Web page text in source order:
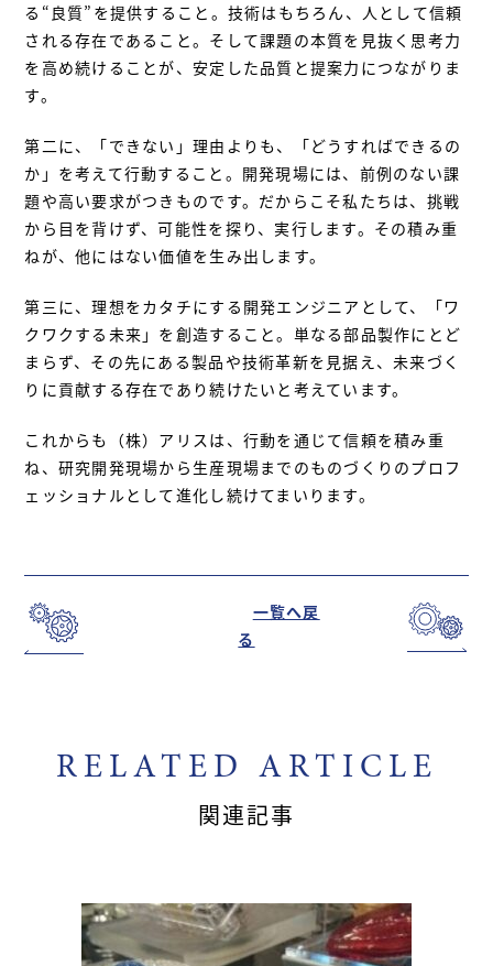
る“良質”を提供すること。技術はもちろん、人として信頼
される存在であること。そして課題の本質を見抜く思考力
を高め続けることが、安定した品質と提案力につながりま
す。
第二に、「できない」理由よりも、「どうすればできるの
か」を考えて行動すること。開発現場には、前例のない課
題や高い要求がつきものです。だからこそ私たちは、挑戦
から目を背けず、可能性を探り、実行します。その積み重
ねが、他にはない価値を生み出します。
第三に、理想をカタチにする開発エンジニアとして、「ワ
クワクする未来」を創造すること。単なる部品製作にとど
まらず、その先にある製品や技術革新を見据え、未来づく
りに貢献する存在であり続けたいと考えています。
これからも（株）アリスは、行動を通じて信頼を積み重
ね、研究開発現場から生産現場までのものづくりのプロフ
ェッショナルとして進化し続けてまいります。
一覧へ戻
る
RELATED ARTICLE
関連記事